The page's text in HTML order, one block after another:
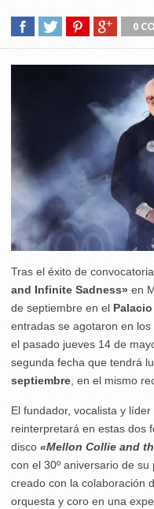
0
Tras el éxito de
and Infinite Sadness» en
de septiembre en el
entradas se agotaron en
el pasado jueves 14 de
segunda fecha que tendrá
septiembre, en el mismo
El fundador, vocalista y líder
reinterpretará en estas dos
disco «Mellon Collie and
con el 30º aniversario de
creado con la colaboración
orquesta y coro en una